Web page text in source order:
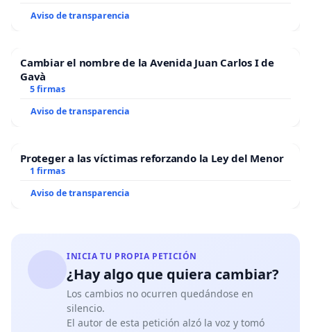
Aviso de transparencia
Cambiar el nombre de la Avenida Juan Carlos I de
Gavà
5 firmas
Aviso de transparencia
Proteger a las víctimas reforzando la Ley del Menor
1 firmas
Aviso de transparencia
INICIA TU PROPIA PETICIÓN
¿Hay algo que quiera cambiar?
Los cambios no ocurren quedándose en
silencio.
El autor de esta petición alzó la voz y tomó